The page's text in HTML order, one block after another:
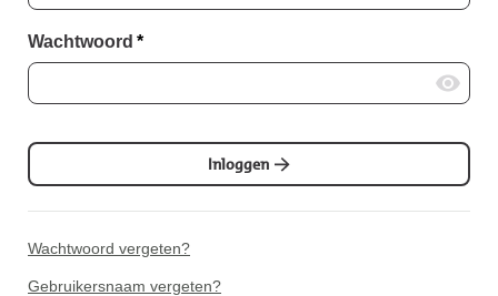
Wachtwoord *
Inloggen
Wachtwoord vergeten?
Gebruikersnaam vergeten?